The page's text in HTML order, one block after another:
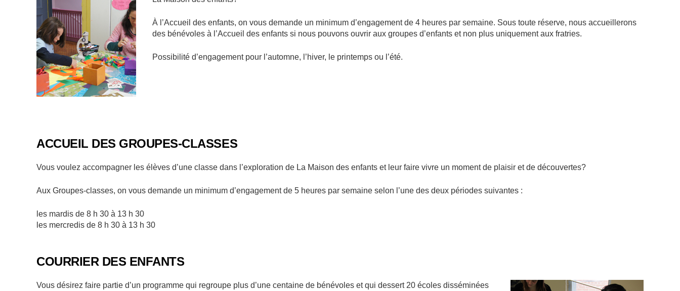
À l’Accueil des enfants, on vous demande un minimum d’engagement de 4 heures par semaine. Sous toute réserve, nous accueillerons
des bénévoles à l’Accueil des enfants si nous pouvons ouvrir aux groupes d’enfants et non plus uniquement aux fratries.
Possibilité d’engagement pour l’automne, l’hiver, le printemps ou l’été.
ACCUEIL DES GROUPES-CLASSES
Vous voulez accompagner les élèves d’une classe dans l’exploration de La Maison des enfants et leur faire vivre un moment de plaisir et de découvertes?
Aux Groupes-classes, on vous demande un minimum d’engagement de 5 heures par semaine selon l’une des deux périodes suivantes :
les mardis de 8 h 30 à 13 h 30
les mercredis de 8 h 30 à 13 h 30
COURRIER DES ENFANTS
Vous désirez faire partie d’un programme qui regroupe plus d’une centaine de bénévoles et qui dessert 20 écoles disséminées